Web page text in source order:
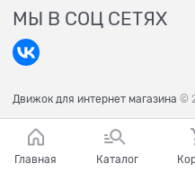
МЫ В СОЦ СЕТЯХ
Движок для интернет магазина ©
Главная Каталог